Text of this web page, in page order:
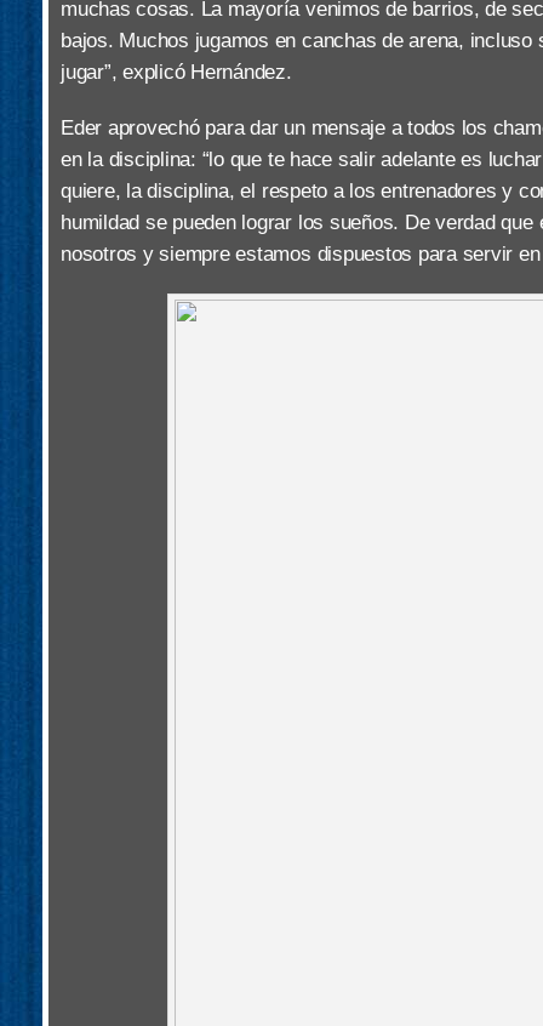
muchas cosas. La mayoría venimos de barrios, de
bajos. Muchos jugamos en canchas de arena, incluso
jugar”, explicó Hernández.
Eder aprovechó para dar un mensaje a todos los
en la disciplina: “lo que te hace salir adelante es
quiere, la disciplina, el respeto a los entrenadores y
humildad se pueden lograr los sueños. De verdad
nosotros y siempre estamos dispuestos para servir